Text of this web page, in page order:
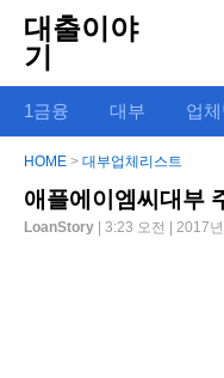
대출이야
기
1금융 대부 업
HOME > 대부업체리스트
애플에이엠씨대부
LoanStory | 3:23 오전 | 2017